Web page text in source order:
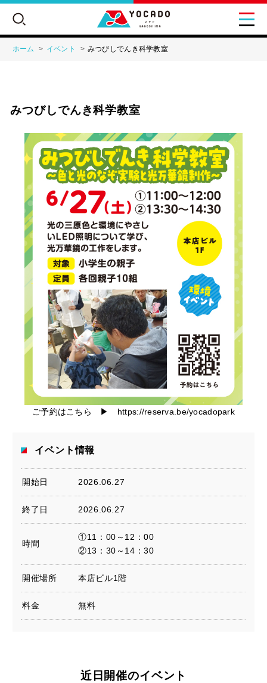
ホーム イベント みつびしでんき科学教室
みつびしでんき科学教室
ご予約はこちら ▶ https://reserva.be/yocadopark
イベント情報
開始日 2026.06.27
終了日 2026.06.27
時間
①11：00～12：00
②13：30～14：30
開催場所 本店ビル1階
料金 無料
近日開催のイベント